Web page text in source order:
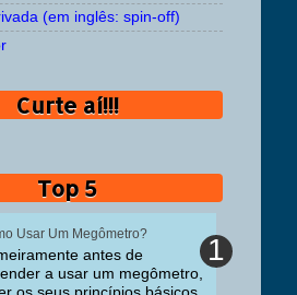
(em inglês: spin-off)
Curte aí!!!
Top 5
Usar Um Megômetro?
antes de
a usar um megômetro,